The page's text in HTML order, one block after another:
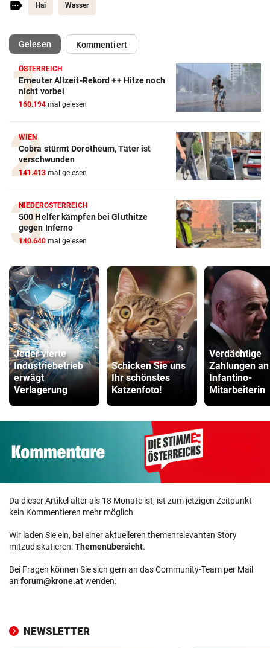
Hai Wasser
Gelesen(ausgewählt)Kommentiert
ÖSTERREICH
Erneuter Allzeit-Rekord ++ Hitze noch
nicht vorbei
160.194 mal gelesen
WIEN
Cobra stürmt Dorotheum, Täter ist
verschwunden
141.413 mal gelesen
NIEDERÖSTERREICH
500 Helfer kämpfen bei Gluthitze
gegen Inferno
140.640 mal gelesen
Jeder vierte
Industriebetrieb
erwägt
Verlagerung
Schicken Sie uns
Ihr schönstes
Katzenfoto!
Verdächtige
Zahlungen an
Infantino-
Mitarbeiterin
Da dieser Artikel älter als 18 Monate ist, ist zum jetzigen Zeitpunkt
kein Kommentieren mehr möglich.
Wir laden Sie ein, bei einer aktuelleren themenrelevanten Story
mitzudiskutieren:Themenübersicht.
Bei Fragen können Sie sich gern an das Community-Team per Mail
an forum@krone.atwenden.
NEWSLETTER